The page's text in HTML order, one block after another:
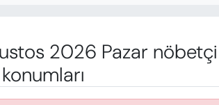
2026 Pazar nöbetçi